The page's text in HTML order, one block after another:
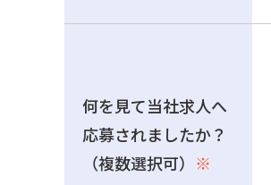
何を見て当社求人へ
応募されましたか？
（複数選択可） ※